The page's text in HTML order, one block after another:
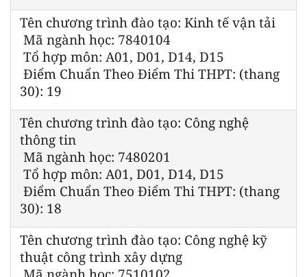
Tên chương trình đào tạo: Kinh tế vận tải
Mã ngành học: 7840104
Tổ hợp môn: A01, D01, D14, D15
Điểm Chuẩn Theo Điểm Thi THPT: (thang
30): 19
Tên chương trình đào tạo: Công nghệ
thông tin
Mã ngành học: 7480201
Tổ hợp môn: A01, D01, D14, D15
Điểm Chuẩn Theo Điểm Thi THPT: (thang
30): 18
Tên chương trình đào tạo: Công nghệ kỹ
thuật công trình xây dựng